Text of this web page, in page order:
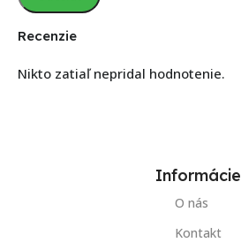
Recenzie
Nikto zatiaľ nepridal hodnotenie.
Informácie
O nás
Kontakt